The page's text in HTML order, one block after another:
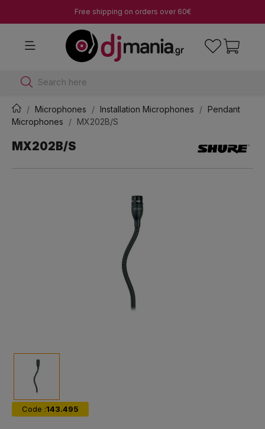
Free shipping on orders over 60€
Search here
Microphones Installation Microphones
Pendant
Microphones
MX202B/S
MX202B/S
Code :143.495